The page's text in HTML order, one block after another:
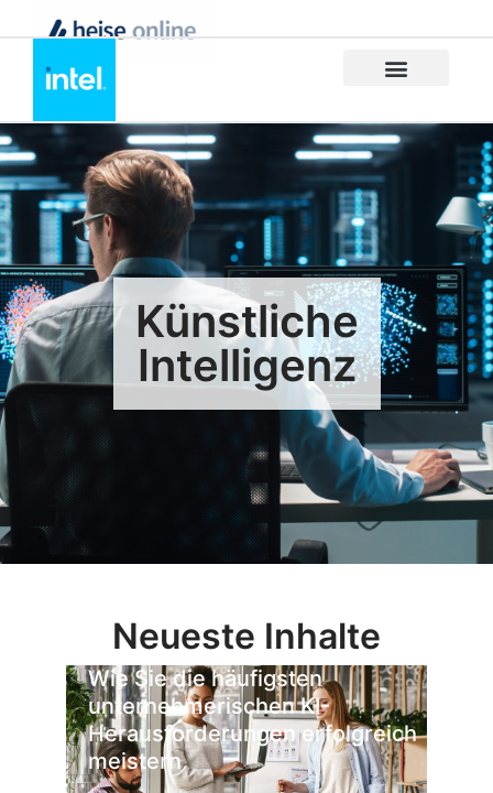
Künstliche
Intelligenz
Neueste Inhalte
Wie Sie die häufigsten
unternehmerischen KI-
Herausforderungen erfolgreich
meistern